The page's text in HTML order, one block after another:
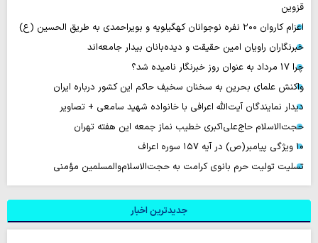
قزوین
اعزام کاروان ۲۰۰ نفره نوجوانان کهگیلویه و بویراحمدی به طریق الحسین (ع)
خبرنگاران راویان امین حقیقت و دیده‌بانان بیدار جامعه‌اند
چرا 17 مرداد به عنوان روز خبرنگار نامیده شد؟
واکنش علمای بحرین به سخنان سخیف حاکم این کشور درباره ایران
دیدار نمایندگان آیت‌الله اعرافی با خانواده شهید سامعی + تصاویر
حجت‌الاسلام حاج‌علی‌اکبری خطیب نماز جمعه این هفته تهران
۱۰ ویژگی پیامبر(ص) در آیه ۱۵۷ سوره اعراف
تسلیت تولیت حرم بانوی کرامت به حجت‌الاسلام‌والمسلمین مؤمنی
جدیدترین اخبار